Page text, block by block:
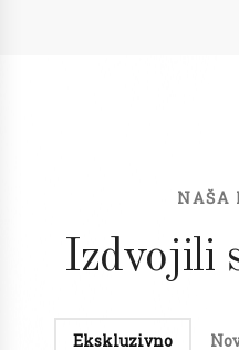
NAŠA
Izdvojili
Ekskluzivno